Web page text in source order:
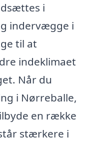
i
indervægge i
til at
indeklimaet
Når du
i Nørreballe,
en række
stærkere i